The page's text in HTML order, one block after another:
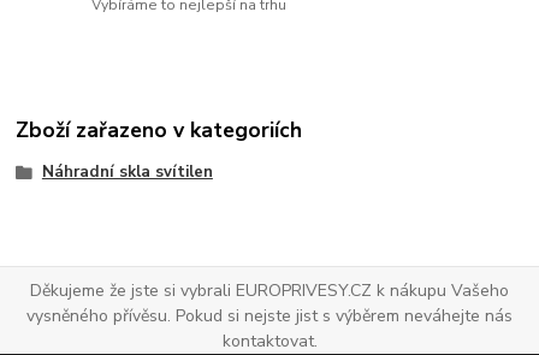
Vybíráme to nejlepší na trhu
Zboží zařazeno v kategoriích
Náhradní skla svítilen
Děkujeme že jste si vybrali EUROPRIVESY.CZ k nákupu Vašeho
vysněného přívěsu. Pokud si nejste jist s výběrem neváhejte nás
kontaktovat.